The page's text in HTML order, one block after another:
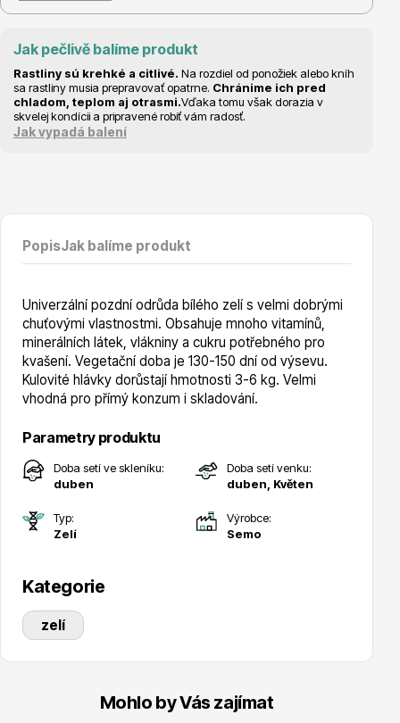
Hortenzie
Azalky a rododendrony
Růže KORDES
Drobná ovoce
Jak pečlivě balíme produkt
Rastliny sú krehké a citlivé. Na rozdiel od ponožiek alebo kníh
sa rastliny musia prepravovať opatrne. Chránime ich pred
chladom, teplom aj otrasmi.Vďaka tomu však dorazia v
skvelej kondícii a pripravené robiť vám radosť.
Jak vypadá balení
PopisJak balíme produkt
Univerzální pozdní odrůda bílého zelí s velmi dobrými
chuťovými vlastnostmi. Obsahuje mnoho vitamínů,
minerálních látek, vlákniny a cukru potřebného pro
kvašení. Vegetační doba je 130-150 dní od výsevu.
Kulovité hlávky dorůstají hmotnosti 3-6 kg. Velmi
vhodná pro přímý konzum i skladování.
Parametry produktu
Doba setí ve skleníku:
duben
Doba setí venku:
duben, Květen
Typ:
Zelí
Výrobce:
Semo
Kategorie
zelí
Mohlo by Vás zajímat